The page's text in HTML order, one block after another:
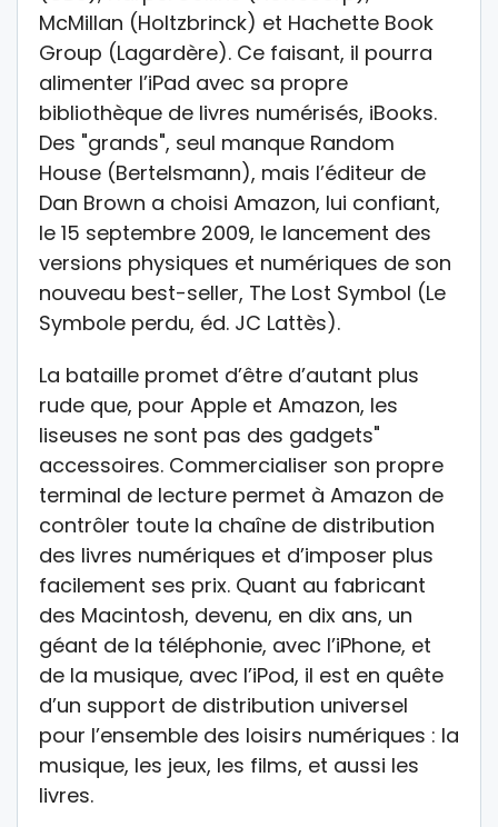
McMillan (Holtzbrinck) et Hachette Book
Group (Lagardère). Ce faisant, il pourra
alimenter l’iPad avec sa propre
bibliothèque de livres numérisés, iBooks.
Des "grands", seul manque Random
House (Bertelsmann), mais l’éditeur de
Dan Brown a choisi Amazon, lui confiant,
le 15 septembre 2009, le lancement des
versions physiques et numériques de son
nouveau best-seller, The Lost Symbol (Le
Symbole perdu, éd. JC Lattès).
La bataille promet d’être d’autant plus
rude que, pour Apple et Amazon, les
liseuses ne sont pas des gadgets"
accessoires. Commercialiser son propre
terminal de lecture permet à Amazon de
contrôler toute la chaîne de distribution
des livres numériques et d’imposer plus
facilement ses prix. Quant au fabricant
des Macintosh, devenu, en dix ans, un
géant de la téléphonie, avec l’iPhone, et
de la musique, avec l’iPod, il est en quête
d’un support de distribution universel
pour l’ensemble des loisirs numériques : la
musique, les jeux, les films, et aussi les
livres.